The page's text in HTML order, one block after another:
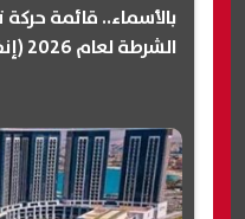
بالأسماء.. قائمة
الشرطة لعام 2026 (إنفوجراف)